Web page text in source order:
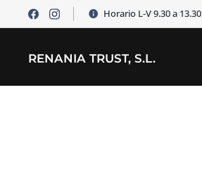
Horario L-V 9.30 a 13.30
RENANIA TRUST, S.L.